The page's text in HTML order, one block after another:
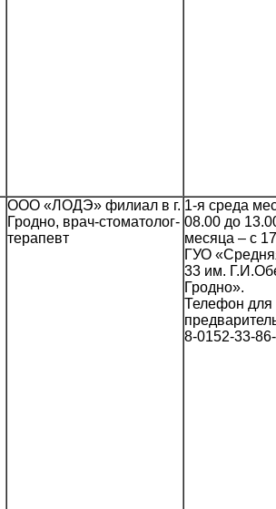
ООО «ЛОДЭ» филиал в г.
Гродно, врач-стоматолог-
терапевт
1-я среда
08.00 до
месяца – с
ГУО
33 им.
Гродно».
Телефон для
8-0152-33-